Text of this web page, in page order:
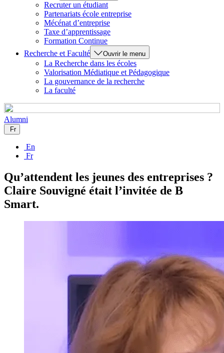
Recruter un étudiant
Partenariats école entreprise
Mécénat d’entreprise
Taxe d’apprentissage
Formation Continue
Recherche et Faculté
Ouvrir le menu
La Recherche dans les écoles
Valorisation Médiatique et Pédagogique
La gouvernance de la recherche
La faculté
Alumni
Fr
En
Fr
Qu’attendent les jeunes des entreprises ?
Claire Souvigné était l’invitée de B
Smart.